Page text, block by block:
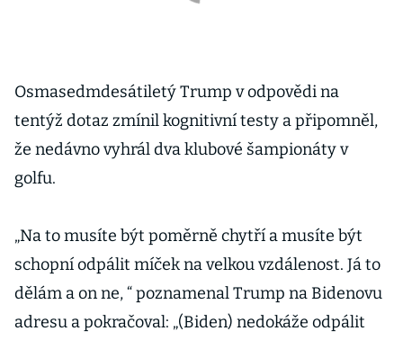
Osmasedmdesátiletý Trump v odpovědi na
tentýž dotaz zmínil kognitivní testy a připomněl,
že nedávno vyhrál dva klubové šampionáty v
golfu.
„Na to musíte být poměrně chytří a musíte být
schopní odpálit míček na velkou vzdálenost. Já to
dělám a on ne, “ poznamenal Trump na Bidenovu
adresu a pokračoval: „(Biden) nedokáže odpálit